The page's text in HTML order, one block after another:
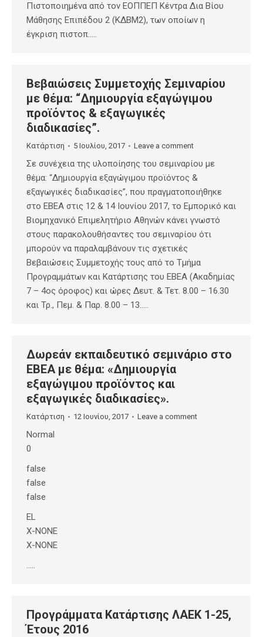
Πιστοποιημένα από τον ΕΟΠΠΕΠ Κέντρα Δια Βίου
Μάθησης Επιπέδου 2 (ΚΔΒΜ2), των οποίων η
έγκριση πιστοπ…..
Βεβαιώσεις Συμμετοχής Σεμιναρίου
με θέμα: “Δημιουργία εξαγώγιμου
προϊόντος & εξαγωγικές
διαδικασίες”.
Κατάρτιση 5 Ιουλίου, 2017 Leave a comment
Σε συνέχεια της υλοποίησης του σεμιναρίου με
θέμα: “Δημιουργία εξαγώγιμου προϊόντος &
εξαγωγικές διαδικασίες”, που πραγματοποιήθηκε
στο ΕΒΕΑ στις 12 & 14 Ιουνίου 2017, το Εμπορικό και
Βιομηχανικό Επιμελητήριο Αθηνών κάνει γνωστό
στους παρακολουθήσαντες του σεμιναρίου ότι
μπορούν να παραλαμβάνουν τις σχετικές
Βεβαιώσεις Συμμετοχής τους από το Τμήμα
Προγραμμάτων και Κατάρτισης του ΕΒΕΑ (Ακαδημίας
7 – 4ος όροφος) και ώρες Δευτ. & Τετ. 8.00 – 16.30
και Τρ., Πεμ. & Παρ. 8.00 – 13…..
Δωρεάν εκπαιδευτικό σεμινάριο στο
ΕΒΕΑ με θέμα: «Δημιουργία
εξαγώγιμου προϊόντος και
εξαγωγικές διαδικασίες».
Κατάρτιση 12 Ιουνίου, 2017 Leave a comment
Normal
0
false
false
false
EL
X-NONE
X-NONE
…..
Προγράμματα Κατάρτισης ΛΑΕΚ 1-25,
Έτους 2016